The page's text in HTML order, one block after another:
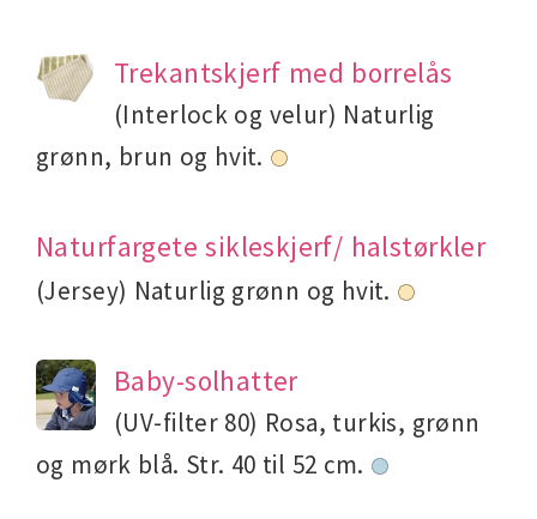
Trekantskjerf med borrelås
(Interlock og velur) Naturlig
grønn, brun og hvit.
Naturfargete sikleskjerf/ halstørkler
(Jersey) Naturlig grønn og hvit.
Baby-solhatter
(UV-filter 80) Rosa, turkis, grønn
og mørk blå. Str. 40 til 52 cm.